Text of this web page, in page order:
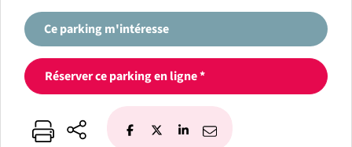
Ce parking m'intéresse
Réserver ce parking en ligne *